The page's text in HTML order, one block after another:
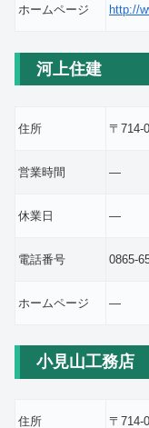
ホームページ http://
河上住建
住所 〒714-
営業時間 ―
休業日 ―
電話番号 0865-
ホームページ ―
小見山工務店
住所 〒714-